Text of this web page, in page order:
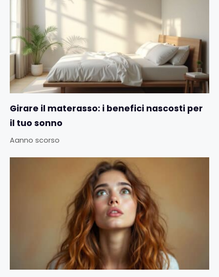
Girare il materasso: i benefici nascosti per
il tuo sonno
Aanno scorso